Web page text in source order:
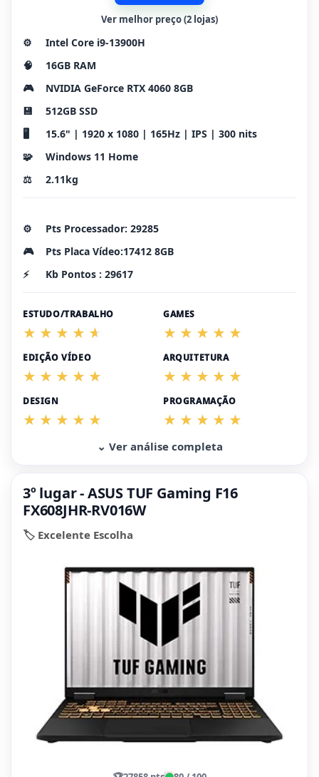
Ver melhor preço (2 lojas)
⚙️
Intel Core i9-13900H
🧠
16GB RAM
🎮
NVIDIA GeForce RTX 4060 8GB
💾
512GB SSD
🖥️
15.6" | 1920 x 1080 | 165Hz | IPS | 300 nits
🧩
Windows 11 Home
⚖️
2.11kg
⚙️
Pts Processador: 29285
🎮
Pts Placa Vídeo:17412 8GB
⚡
Kb Pontos : 29617
ESTUDO/TRABALHO GAMES
EDIÇÃO VÍDEO ARQUITETURA
DESIGN PROGRAMAÇÃO
⌄ Ver análise completa
3º lugar - ASUS TUF Gaming F16
FX608JHR-RV016W
🏷️ Excelente Escolha